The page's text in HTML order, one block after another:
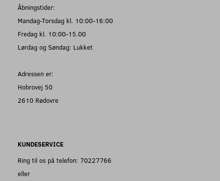
Åbningstider:
Mandag-Torsdag kl. 10:00-16:00
Fredag kl. 10:00-15.00
Lørdag og Søndag: Lukket
Adressen er:
Hobrovej 50
2610 Rødovre
KUNDESERVICE
Ring til os på telefon: 70227766
eller